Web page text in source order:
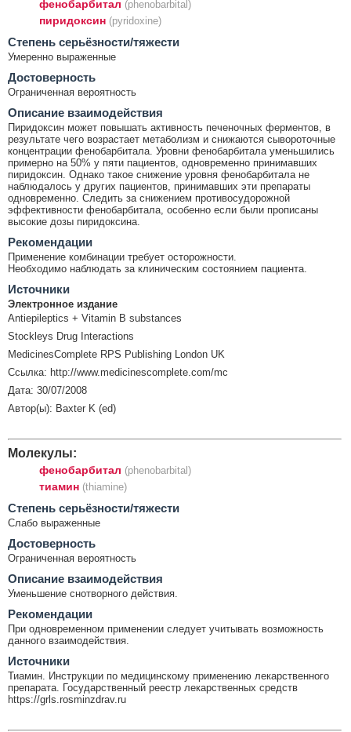
фенобарбитал (phenobarbital)
пиридоксин (pyridoxine)
Cтепень серьёзности/тяжести
Умеренно выраженные
Достоверность
Ограниченная вероятность
Описание взаимодействия
Пиридоксин может повышать активность печеночных ферментов, в
результате чего возрастает метаболизм и снижаются сывороточные
концентрации фенобарбитала. Уровни фенобарбитала уменьшились
примерно на 50% у пяти пациентов, одновременно принимавших
пиридоксин. Однако такое снижение уровня фенобарбитала не
наблюдалось у других пациентов, принимавших эти препараты
одновременно. Следить за снижением противосудорожной
эффективности фенобарбитала, особенно если были прописаны
высокие дозы пиридоксина.
Рекомендации
Применение комбинации требует осторожности.
Необходимо наблюдать за клиническим состоянием пациента.
Источники
Электронное издание
Antiepileptics + Vitamin B substances
Stockleys Drug Interactions
MedicinesComplete RPS Publishing London UK
Ссылка: http://www.medicinescomplete.com/mc
Дата: 30/07/2008
Автор(ы): Baxter K (ed)
Молекулы:
фенобарбитал (phenobarbital)
тиамин (thiamine)
Cтепень серьёзности/тяжести
Слабо выраженные
Достоверность
Ограниченная вероятность
Описание взаимодействия
Уменьшение снотворного действия.
Рекомендации
При одновременном применении следует учитывать возможность
данного взаимодействия.
Источники
Тиамин. Инструкции по медицинскому применению лекарственного
препарата. Государственный реестр лекарственных средств
https://grls.rosminzdrav.ru